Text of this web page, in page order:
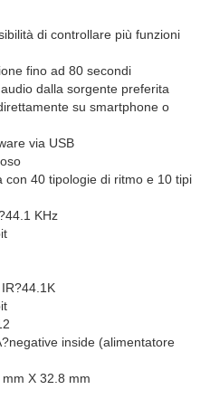
di controllare più funzioni
fino ad 80 secondi
dalla sorgente preferita
su smartphone o
via USB
con 40 tipologie di ritmo e 10 tipi
KHz
inside (alimentatore
X 32.8 mm